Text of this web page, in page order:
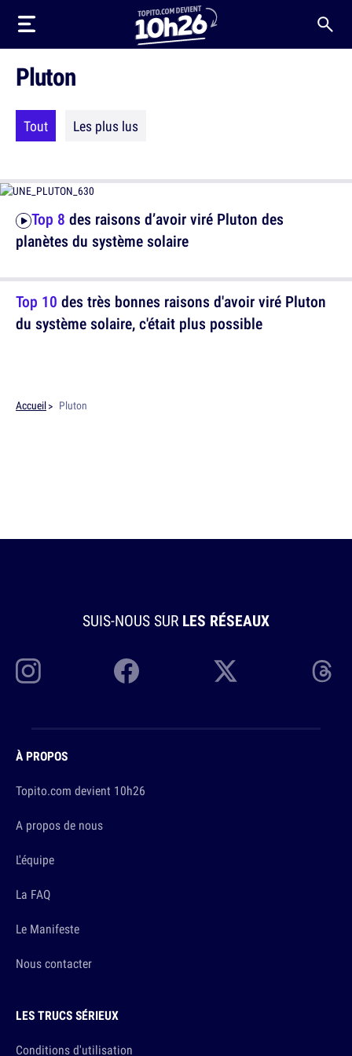
Pluton
Tout Les plus lus
Top 8 des raisons d’avoir viré Pluton des
planètes du système solaire
Top 10 des très bonnes raisons d'avoir viré Pluton
du système solaire, c'était plus possible
Accueil Pluton
SUIS-NOUS SUR LES RÉSEAUX
À PROPOS
Topito.com devient 10h26
A propos de nous
L'équipe
La FAQ
Le Manifeste
Nous contacter
LES TRUCS SÉRIEUX
Conditions d'utilisation